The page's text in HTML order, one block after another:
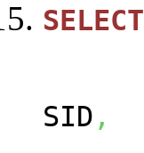
SELECT
SID ,